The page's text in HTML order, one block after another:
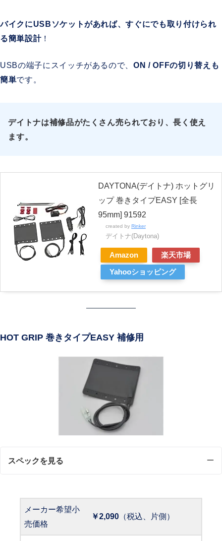
バイクにUSBソケットがあれば、すぐにでも取り付けられ
る簡単設計！
USBの端子にスイッチがあるので、ON / OFFの切り替えも
簡単です。
デイトナは補修品がたくさん売られており、長く使え
ます。
DAYTONA(デイトナ) ホットグリ
ップ 巻きタイプEASY [全長
95mm] 91592
created by Rinker
デイトナ(Daytona)
Amazon 楽天市場
Yahooショッピング
HOT GRIP 巻きタイプEASY 補修用
スペックを見る
メーカー希望小
売価格
￥2,090 （税込、片側）